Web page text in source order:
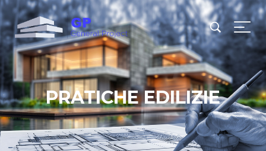
PRATICHE EDILIZIE